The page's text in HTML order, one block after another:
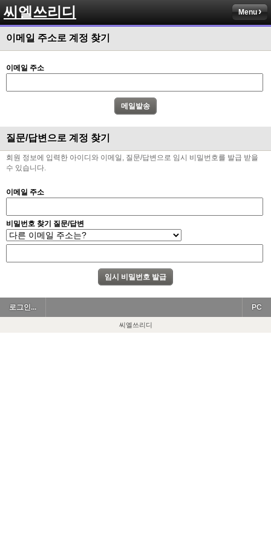
씨엘쓰리디 Menu
이메일 주소로 계정 찾기
이메일 주소
질문/답변으로 계정 찾기
회원 정보에 입력한 아이디와 이메일, 질문/답변으로 임시 비밀번호를 발급 받을
수 있습니다.
이메일 주소
비밀번호 찾기 질문/답변
로그인... PC
씨엘쓰리디